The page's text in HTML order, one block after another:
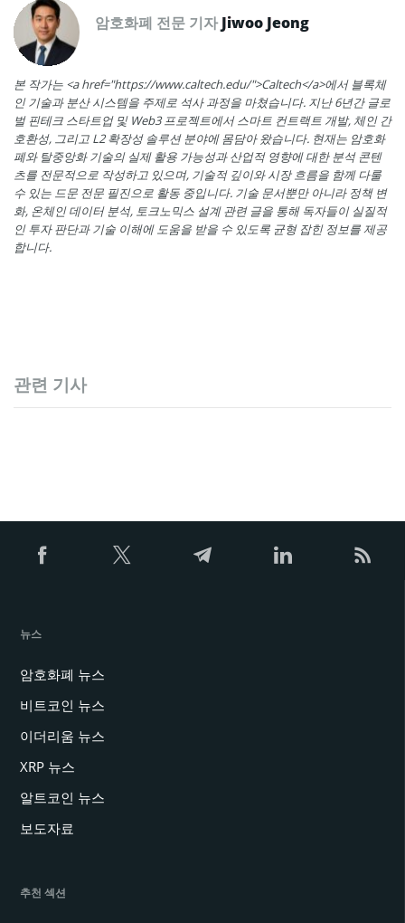
암호화폐 전문 기자Jiwoo Jeong
본 작가는 <a href="https://www.caltech.edu/">Caltech</a>에서 블록체
인 기술과 분산 시스템을 주제로 석사 과정을 마쳤습니다. 지난 6년간 글로
벌 핀테크 스타트업 및 Web3 프로젝트에서 스마트 컨트랙트 개발, 체인 간
호환성, 그리고 L2 확장성 솔루션 분야에 몸담아 왔습니다. 현재는 암호화
폐와 탈중앙화 기술의 실제 활용 가능성과 산업적 영향에 대한 분석 콘텐
츠를 전문적으로 작성하고 있으며, 기술적 깊이와 시장 흐름을 함께 다룰
수 있는 드문 전문 필진으로 활동 중입니다. 기술 문서뿐만 아니라 정책 변
화, 온체인 데이터 분석, 토크노믹스 설계 관련 글을 통해 독자들이 실질적
인 투자 판단과 기술 이해에 도움을 받을 수 있도록 균형 잡힌 정보를 제공
합니다.
관련 기사
뉴스
암호화폐 뉴스
비트코인 뉴스
이더리움 뉴스
XRP 뉴스
알트코인 뉴스
보도자료
추천 섹션